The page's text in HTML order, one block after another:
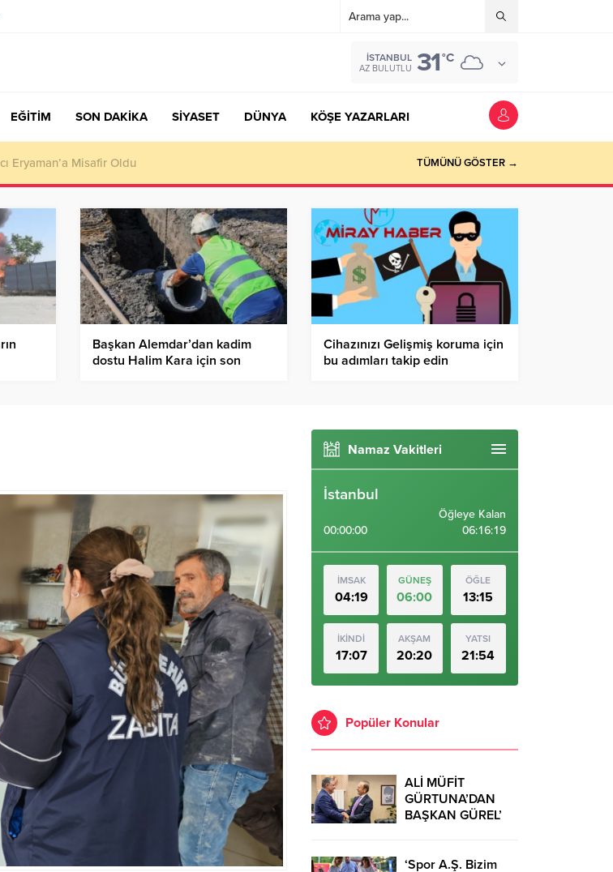
İSTANBUL
AZ BULUTLU 31°C
EĞİTİM SON DAKİKA SİYASET DÜNYA KÖŞE YAZARLARI
Eryaman’a Misafir Oldu TÜMÜNÜ GÖSTER →
Başkan Alemdar’dan kadim
dostu Halim Kara için son
Cihazınızı Gelişmiş koruma için
bu adımları takip edin
Namaz Vakitleri
İstanbul
00:00:00
Öğleye Kalan
06:16:18
İMSAK
04:19
GÜNEŞ
06:00
ÖĞLE
13:15
İKİNDİ
17:07
AKŞAM
20:20
YATSI
21:54
Popüler Konular
ALİ MÜFİT
GÜRTUNA’DAN
BAŞKAN GÜREL’
‘Spor A.Ş. Bizim